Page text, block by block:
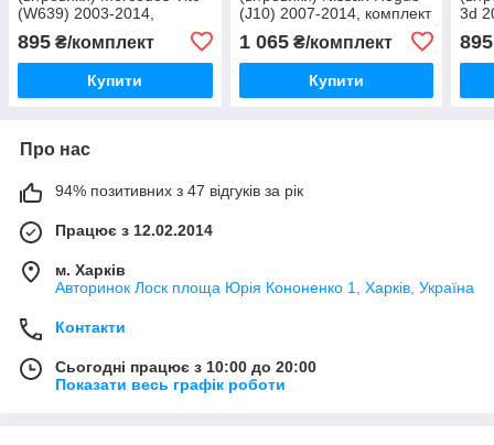
(W639) 2003-2014,
Tuning"
895 ₴/комплект
Купити
(J10) 2007-2014, комплект
1 065₴/комплект
Купити
3d
895
Про нас
94% позитивних з 47 відгуків за рік
Працює з 12.02.2014
м. Харків
Авторинок Лоск площа Юрія Кононенко 1, Харків, Україна
Контакти
Сьогодні працює з 10:00 до 20:00
Показати весь графік роботи